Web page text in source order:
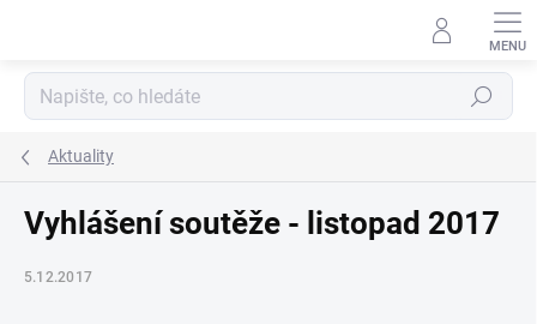
Hledat
Aktuality
Vyhlášení soutěže - listopad 2017
5.12.2017